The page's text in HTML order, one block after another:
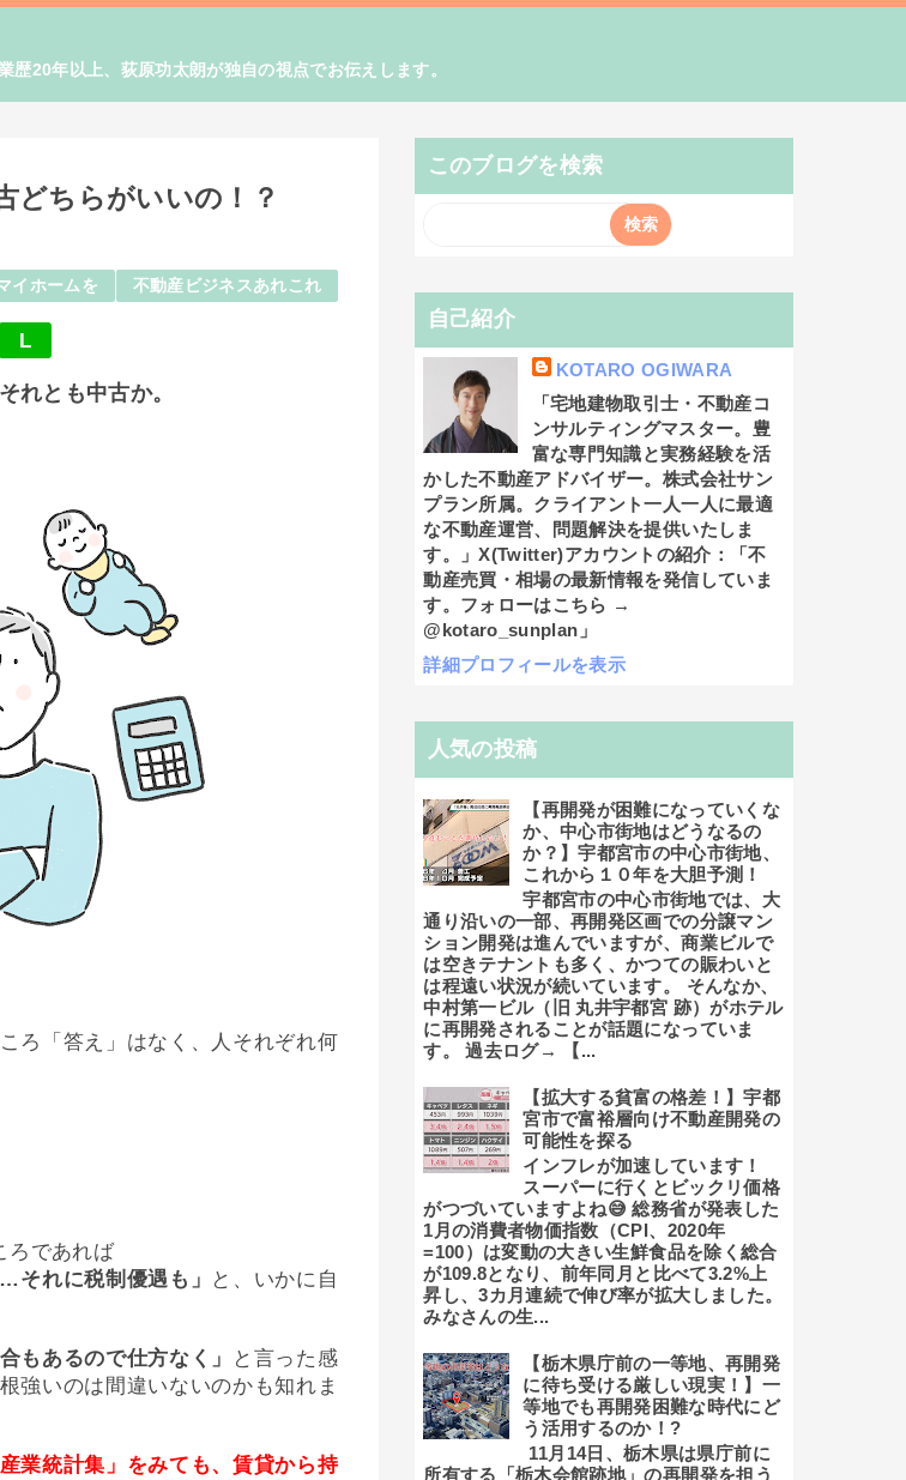
歴20年以上、荻原功太朗が独自の視点でお伝えします。
どちらがいいの！？
イホームを 不動産ビジネスあれこれ
L
れとも中古か。
ろ「答え」はなく、人それぞれ何
ろであれば
それに税制優遇も」
と、いかに自
もあるので仕方なく」
と言った感
強いのは間違いないのかも知れま
業統計集」をみても、賃貸から持
このブログを検索
自己紹介
KOTARO OGIWARA
「宅地建物取引士・不動産コ
ンサルティングマスター。豊
富な専門知識と実務経験を活
かした不動産アドバイザー。株式会社サン
プラン所属。クライアント一人一人に最適
な不動産運営、問題解決を提供いたしま
す。」X(Twitter)アカウントの紹介：「不
動産売買・相場の最新情報を発信していま
す。フォローはこちら →
@kotaro_sunplan」
詳細プロフィールを表示
人気の投稿
【再開発が困難になっていくな
か、中心市街地はどうなるの
か？】宇都宮市の中心市街地、
これから１０年を大胆予測！
宇都宮市の中心市街地では、大
通り沿いの一部、再開発区画での分譲マン
ション開発は進んでいますが、商業ビルで
は空きテナントも多く、かつての賑わいと
は程遠い状況が続いています。 そんなか、
中村第一ビル（旧 丸井宇都宮 跡）がホテル
に再開発されることが話題になっていま
す。 過去ログ→ 【...
【拡大する貧富の格差！】宇都
宮市で富裕層向け不動産開発の
可能性を探る
インフレが加速しています！
スーパーに行くとビックリ価格
がつづいていますよね😅 総務省が発表した
1月の消費者物価指数（CPI、2020年
=100）は変動の大きい生鮮食品を除く総合
が109.8となり、前年同月と比べて3.2%上
昇し、3カ月連続で伸び率が拡大しました。
みなさんの生...
【栃木県庁前の一等地、再開発
に待ち受ける厳しい現実！】一
等地でも再開発困難な時代にど
う活用するのか！?
11月14日、栃木県は県庁前に
所有する「栃木会館跡地」の再開発を担う